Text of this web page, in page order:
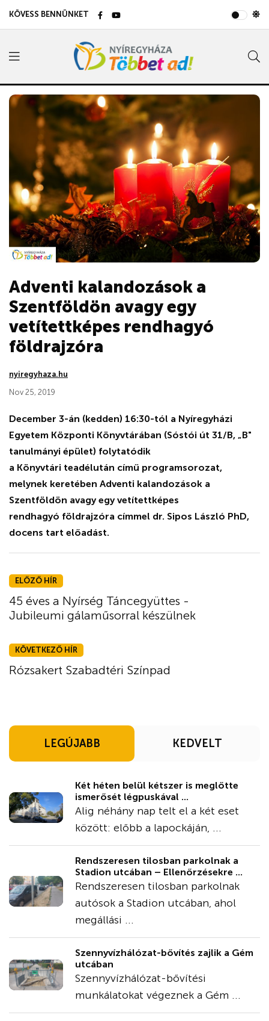
KÖVESS BENNÜNKET
Adventi kalandozások a
Szentföldön avagy egy
vetítettképes rendhagyó
földrajzóra
nyiregyhaza.hu
Nov 25, 2019
December 3-án (kedden) 16:30-tól a Nyíregyházi
Egyetem Központi Könyvtárában (Sóstói út 31/B, „B"
tanulmányi épület) folytatódik
a Könyvtári teadélután című programsorozat,
melynek keretében Adventi kalandozások a
Szentföldön avagy egy vetítettképes
rendhagyó földrajzóra címmel dr. Sipos László PhD,
docens tart előadást.
ELŐZŐ HÍR
45 éves a Nyírség Táncegyüttes -
Jubileumi gálaműsorral készülnek
KÖVETKEZŐ HÍR
Rózsakert Szabadtéri Színpad
LEGÚJABB KEDVELT
Két héten belül kétszer is meglőtte
ismerősét légpuskával ...
Alig néhány nap telt el a két eset
között: előbb a lapockáján, ...
Rendszeresen tilosban parkolnak a
Stadion utcában – Ellenőrzésekre ...
Rendszeresen tilosban parkolnak
autósok a Stadion utcában, ahol
megállási ...
Szennyvízhálózat-bővítés zajlik a Gém
utcában
Szennyvízhálózat-bővítési
munkálatokat végeznek a Gém ...